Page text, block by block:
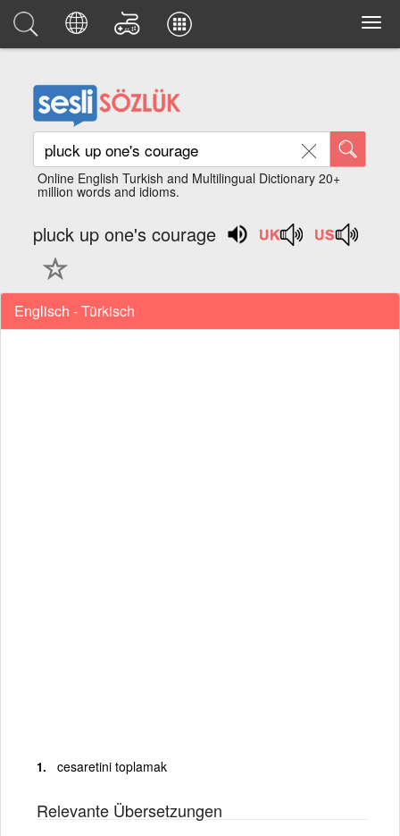
Online English Turkish and Multilingual Dictionary 20+
million words and idioms.
pluck up one's courage
Englisch - Türkisch
cesaretini toplamak
Relevante Übersetzungen